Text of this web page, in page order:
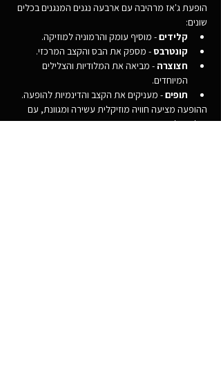
הופעת ג'אז מרהיבה עם ארבעה נגנים המנגנים בכלים
שונים:
קלידים - מוסיף עומק והרמוניה למוזיקה.
קונטרבס - מספק את הבס והקצב המרכזי.
חצוצרה - מביאה את המלודיות והצלילים
המיוחדים.
תופים - מעניקים את הקצב והדינמיות להופעה.
ההופעה מציעה חוויה מוזיקלית עשירה ומגוונת, עם
שילוב של סגנונות שונים והבעה אמנותית ייחודית.